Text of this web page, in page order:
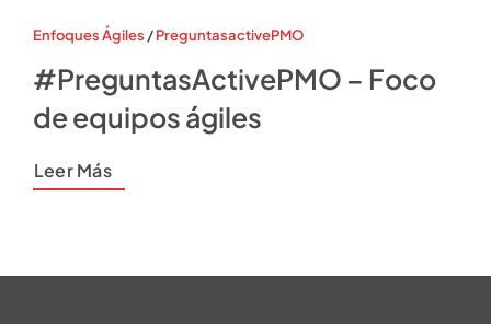
Enfoques Ágiles /PreguntasactivePMO
#PreguntasActivePMO – Foco
de equipos ágiles
Leer Más